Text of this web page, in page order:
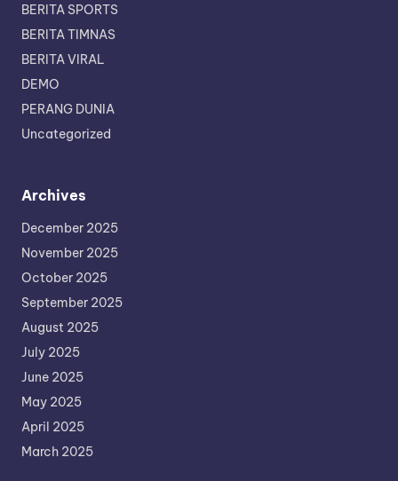
BERITA SPORTS
BERITA TIMNAS
BERITA VIRAL
DEMO
PERANG DUNIA
Uncategorized
Archives
December 2025
November 2025
October 2025
September 2025
August 2025
July 2025
June 2025
May 2025
April 2025
March 2025